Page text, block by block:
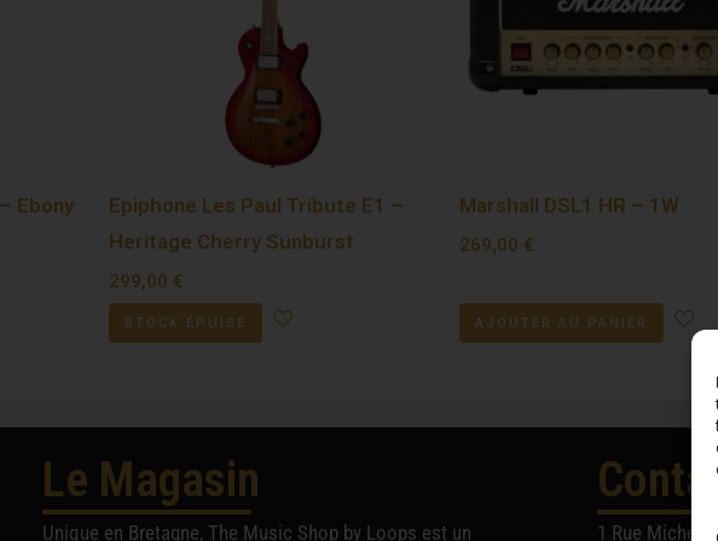
Ebony
Epiphone Les Paul Tribute E1 –
Heritage Cherry Sunburst
299,00 €
STOCK ÉPUISÉ
Marshall DSL1 HR – 1W
269,00 €
AJOUTER AU PANIER
Le Magasin
Unique en Bretagne, The Music Shop by Loops est un 1 Rue Michel